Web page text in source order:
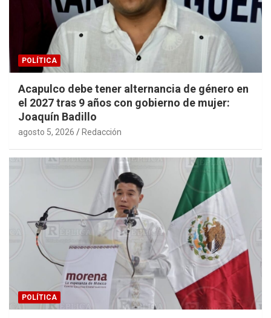
POLÍTICA
Acapulco debe tener alternancia de género en
el 2027 tras 9 años con gobierno de mujer:
Joaquín Badillo
agosto 5, 2026 Redacción
POLÍTICA